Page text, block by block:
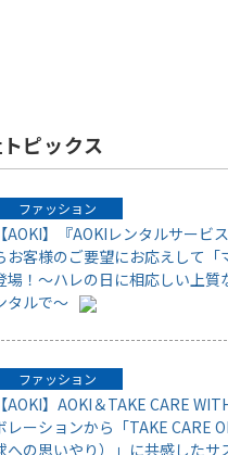
ピックス